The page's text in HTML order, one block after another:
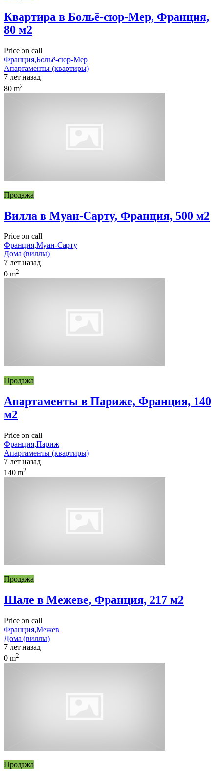
Квартира в Больё-сюр-Мер, Франция,
80 м2
Price on call
Франция,Больё-сюр-Мер
Апартаменты (квартиры)
7 лет назад
80 m2
Продажа
Вилла в Муан-Сарту, Франция, 500 м2
Price on call
Франция,Муан-Сарту
Дома (виллы)
7 лет назад
0 m2
Продажа
Апартаменты в Париже, Франция, 140
м2
Price on call
Франция,Париж
Апартаменты (квартиры)
7 лет назад
140 m2
Продажа
Шале в Межеве, Франция, 217 м2
Price on call
Франция,Межев
Дома (виллы)
7 лет назад
0 m2
Продажа